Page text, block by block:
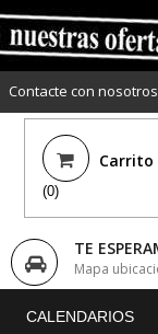
Contacte con nosotros
Carrito
(0)
TE
Mapa
CALENDARIOS